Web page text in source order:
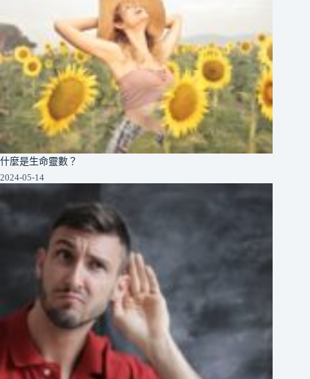
什麼是生命靈數？
2024-05-14